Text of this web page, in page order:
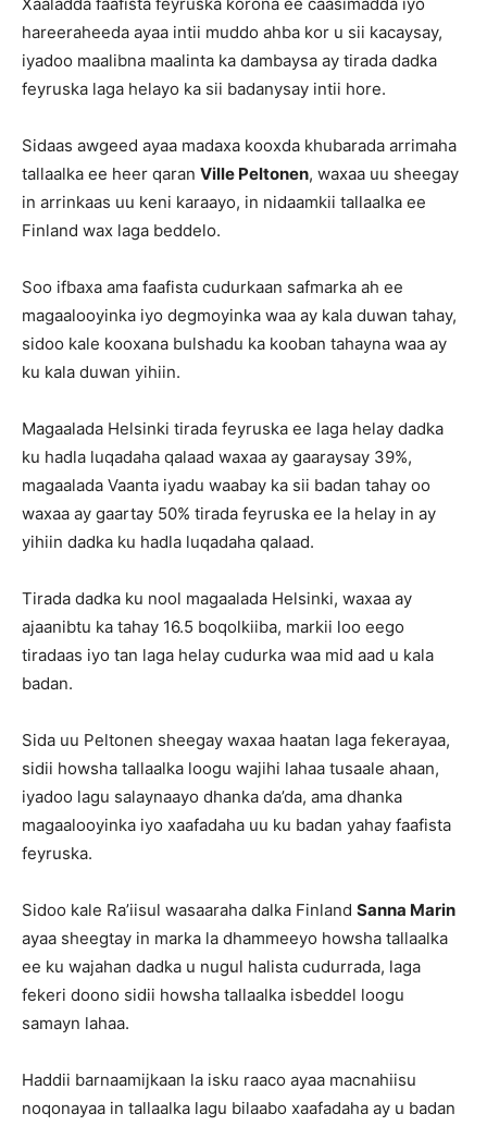
Xaaladda faafista feyruska korona ee caasimadda iyo
hareeraheeda ayaa intii muddo ahba kor u sii kacaysay,
iyadoo maalibna maalinta ka dambaysa ay tirada dadka
feyruska laga helayo ka sii badanysay intii hore.
Sidaas awgeed ayaa madaxa kooxda khubarada arrimaha
tallaalka ee heer qaran Ville Peltonen, waxaa uu sheegay
in arrinkaas uu keni karaayo, in nidaamkii tallaalka ee
Finland wax laga beddelo.
Soo ifbaxa ama faafista cudurkaan safmarka ah ee
magaalooyinka iyo degmoyinka waa ay kala duwan tahay,
sidoo kale kooxana bulshadu ka kooban tahayna waa ay
ku kala duwan yihiin.
Magaalada Helsinki tirada feyruska ee laga helay dadka
ku hadla luqadaha qalaad waxaa ay gaaraysay 39%,
magaalada Vaanta iyadu waabay ka sii badan tahay oo
waxaa ay gaartay 50% tirada feyruska ee la helay in ay
yihiin dadka ku hadla luqadaha qalaad.
Tirada dadka ku nool magaalada Helsinki, waxaa ay
ajaanibtu ka tahay 16.5 boqolkiiba, markii loo eego
tiradaas iyo tan laga helay cudurka waa mid aad u kala
badan.
Sida uu Peltonen sheegay waxaa haatan laga fekerayaa,
sidii howsha tallaalka loogu wajihi lahaa tusaale ahaan,
iyadoo lagu salaynaayo dhanka da’da, ama dhanka
magaalooyinka iyo xaafadaha uu ku badan yahay faafista
feyruska.
Sidoo kale Ra’iisul wasaaraha dalka Finland Sanna Marin
ayaa sheegtay in marka la dhammeeyo howsha tallaalka
ee ku wajahan dadka u nugul halista cudurrada, laga
fekeri doono sidii howsha tallaalka isbeddel loogu
samayn lahaa.
Haddii barnaamijkaan la isku raaco ayaa macnahiisu
noqonayaa in tallaalka lagu bilaabo xaafadaha ay u badan